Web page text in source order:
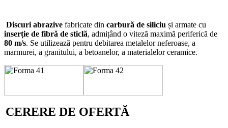
Discuri abrazive fabricate din carbură de siliciu și armate cu
inserție de fibră de sticlă, admițând o viteză maximă periferică de
80 m/s. Se utilizează pentru debitarea metalelor neferoase, a
marmurei, a granitului, a betoanelor, a materialelor ceramice.
CERERE DE OFERTĂ